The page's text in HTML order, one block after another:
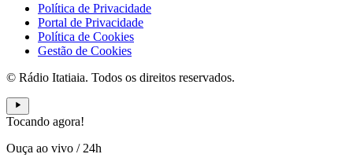
Política de Privacidade
Portal de Privacidade
Política de Cookies
Gestão de Cookies
© Rádio Itatiaia. Todos os direitos reservados.
Tocando agora!
Ouça ao vivo / 24h